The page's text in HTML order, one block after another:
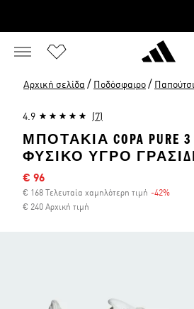
Αρχική σελίδα / Ποδόσφαιρο /
4.9 (7)
ΜΠΟΤΆΚΙΑ COPA PURE 3
ΦΥΣΙΚΌ ΥΓΡΌ
Τιμή έκπτωσης
€ 96
€ 168 Τελευταία χαμηλότερη τιμή -42%
€ 240 Αρχική τιμή